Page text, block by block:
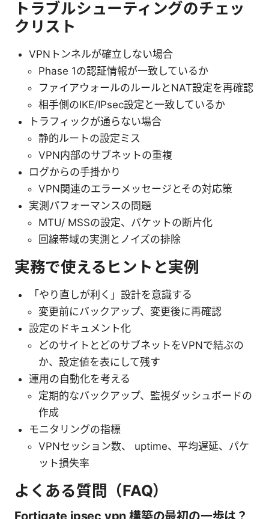
トラブルシューティングのチェッ
クリスト
VPNトンネルが確立しない場合
Phase 1の認証情報が一致しているか
ファイアウォールのルールとNAT設定を再確認
相手側のIKE/IPsec設定と一致しているか
トラフィックが通らない場合
静的ルートの設定ミス
VPN内部のサブネットの重複
ログからの手掛かり
VPN関連のエラーメッセージとその対応策
実測パフォーマンスの問題
MTU/ MSSの設定、パケットの断片化
回線帯域の実測とノイズの排除
実務で使えるヒントと実例
「やり直しが利く」設計を意識する
変更前にバックアップ、変更後に再確認
設定のドキュメント化
どのサイトとどのサブネットをVPNで結ぶの
か、設定値を表にして残す
運用の自動化を考える
定期的なバックアップ、監視ダッシュボードの
作成
モニタリングの指標
VPNセッション数、 uptime、平均遅延、パケ
ット損失率
よくある質問（FAQ）
Fortigate ipsec vpn 構築の最初の一歩は？